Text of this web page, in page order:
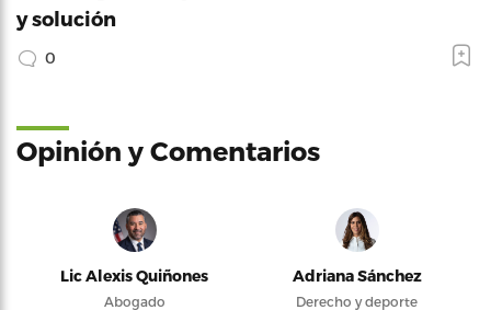
y solución
0
Opinión y Comentarios
Lic Alexis Quiñones
Abogado
Adriana Sánchez
Derecho y deporte